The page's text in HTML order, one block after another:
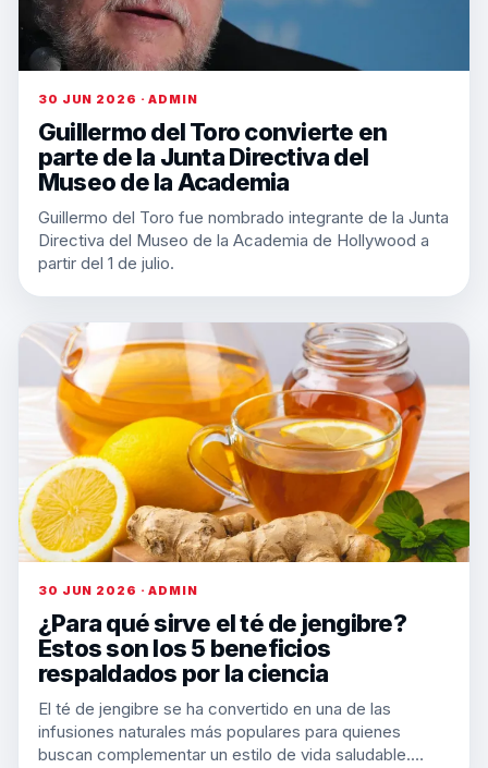
30 JUN 2026 · ADMIN
Guillermo del Toro convierte en
parte de la Junta Directiva del
Museo de la Academia
Guillermo del Toro fue nombrado integrante de la Junta
Directiva del Museo de la Academia de Hollywood a
partir del 1 de julio.
30 JUN 2026 · ADMIN
¿Para qué sirve el té de jengibre?
Estos son los 5 beneficios
respaldados por la ciencia
El té de jengibre se ha convertido en una de las
infusiones naturales más populares para quienes
buscan complementar un estilo de vida saludable.…